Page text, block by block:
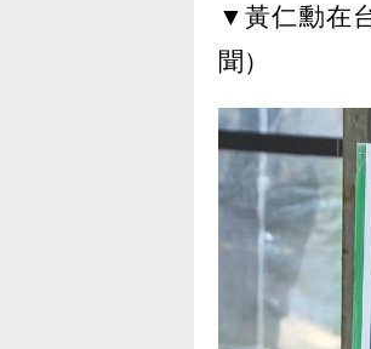
▼黃仁勳在
聞）